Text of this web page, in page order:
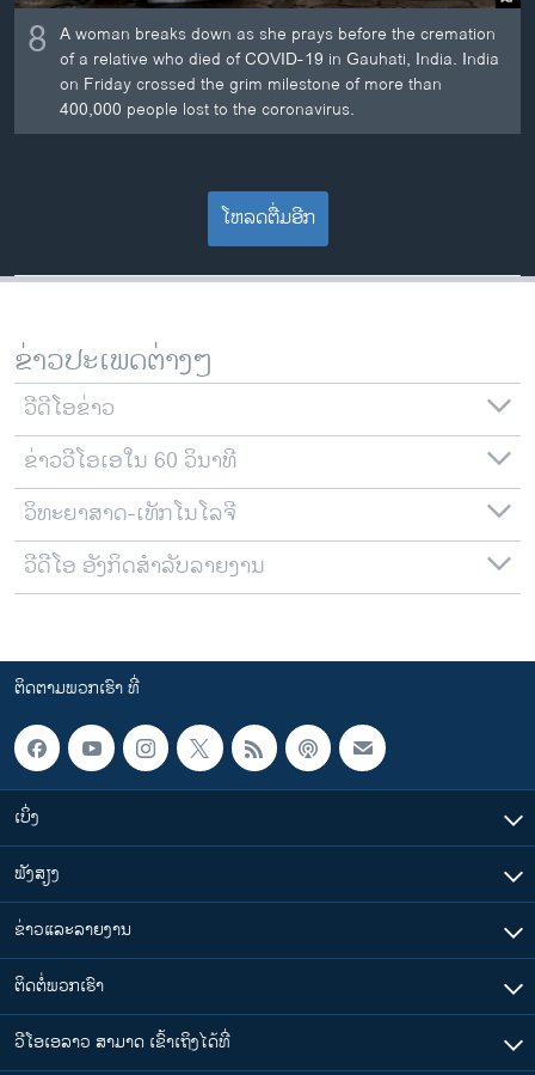
8 A woman breaks down as she prays before the cremation
of a relative who died of COVID-19 in Gauhati, India. India
on Friday crossed the grim milestone of more than
400,000 people lost to the coronavirus.
ໂຫລດຕື່ມອີກ
ຂ່າວປະເພດຕ່າງໆ
ວີດີໂອຂ່າວ
ຂ່າວວີໂອເອໃນ 60 ວິນາທີ
ວິທະຍາສາດ-ເທັກໂນໂລຈີ
ວີດີໂອ ອັງກິດສຳລັບລາຍງານ
ຕິດຕາມພວກເຮົາ ທີ່
ເບິ່ງ
ຟັງສຽງ
ຂ່າວແລະລາຍງານ
ຕິດຕໍ່ພວກເຮົາ
ວີໂອເອລາວ ສາມາດ ເຂົ້າເຖິງໄດ້ທີ່